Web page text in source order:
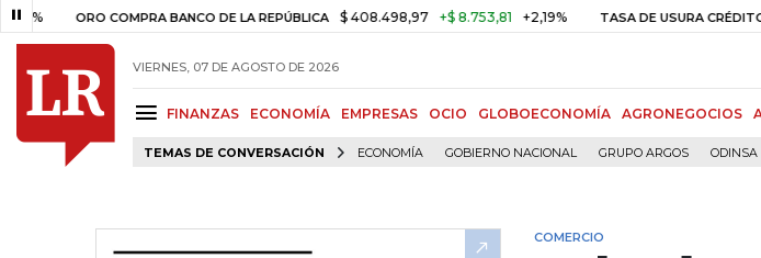
ORO COMPRA BANCO DE LA REPÚBLICA $ 408.498,97 +$ 8.753,81 +2,19% TASA DE USURA CRÉDITO
VIERNES, 07 DE AGOSTO DE 2026
FINANZAS ECONOMÍA EMPRESAS OCIO GLOBOECONOMÍA AGRONEGOCIOS
TEMAS DE CONVERSACIÓN ECONOMÍA GOBIERNO NACIONAL GRUPO ARGOS ODINSA
COMERCIO